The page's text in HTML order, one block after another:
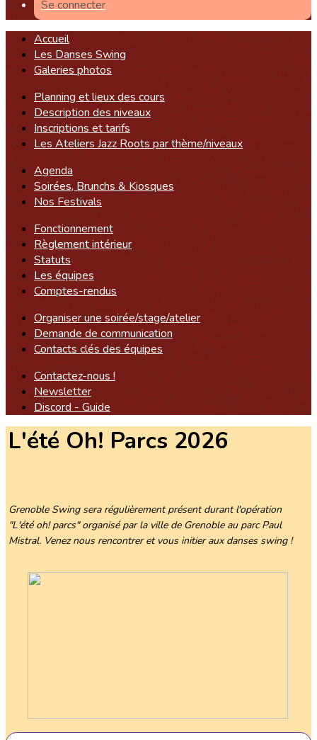
Se connecter
Accueil
Les Danses Swing
Galeries photos
Planning et lieux des cours
Description des niveaux
Inscriptions et tarifs
Les Ateliers Jazz Roots par thème/niveaux
Agenda
Soirées, Brunchs & Kiosques
Nos Festivals
Fonctionnement
Règlement intérieur
Statuts
Les équipes
Comptes-rendus
Organiser une soirée/stage/atelier
Demande de communication
Contacts clés des équipes
Contactez-nous !
Newsletter
Discord - Guide
L'été Oh! Parcs 2026
Grenoble Swing sera régulièrement présent durant l'opération
"L'été oh! parcs" organisé par la ville de Grenoble au parc Paul
Mistral. Venez nous rencontrer et vous initier aux danses swing !